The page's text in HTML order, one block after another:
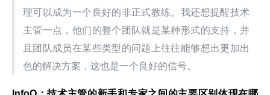
理可以成为一个良好的非正式教练。我还想提醒技术
主管一点，他们的整个团队就是某种形式的支持，并
且团队成员在某些类型的问题上往往能够想出更加出
色的解决方案，这也是一个良好的信号。